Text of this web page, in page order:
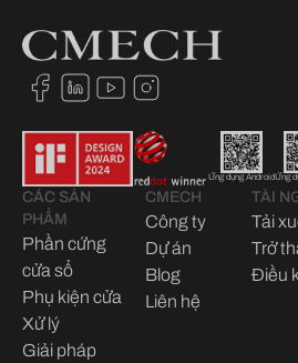
Ứng dụng AndroidỨng
CÁC SẢN
PHẨM
Phần cứng
cửa sổ
Phụ kiện cửa
Xử lý
Giải pháp
CMECH
Công ty
Dự án
Blog
Liên hệ
TÀI
Tải
Trở
Điều